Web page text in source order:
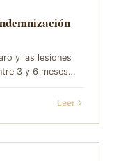
y las lesiones
3 y 6 meses
En lesiones
Leer